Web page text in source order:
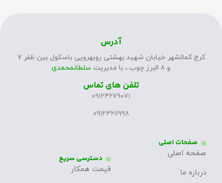
آدرس
کرج کمالشهر خیابان شهید بهشتی روبهرویی باسکول بین ظفر ۷
و ۸ البرز چوب ، با مدیریت
سلطانمحمدی
تلفن های تماس
۰۹۱۲۴۶۷۹۰۷۱
۰۹۱۲۴۶۱۱۹۹۸
صفحات اصلی
صفحه اصلی
درباره ما
دسترسی سریع
قیمت همکار